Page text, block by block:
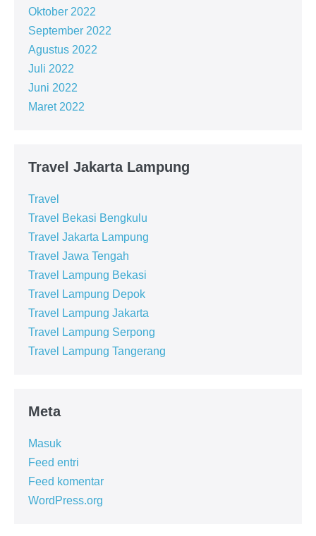
Oktober 2022
September 2022
Agustus 2022
Juli 2022
Juni 2022
Maret 2022
Travel Jakarta Lampung
Travel
Travel Bekasi Bengkulu
Travel Jakarta Lampung
Travel Jawa Tengah
Travel Lampung Bekasi
Travel Lampung Depok
Travel Lampung Jakarta
Travel Lampung Serpong
Travel Lampung Tangerang
Meta
Masuk
Feed entri
Feed komentar
WordPress.org